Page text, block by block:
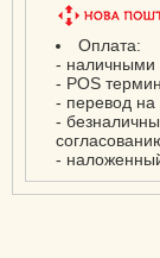
Оплата:
- наличными
- POS
- перевод на
-
-